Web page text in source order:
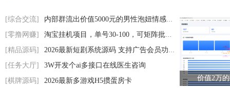
白
源
码
网
[综合交流]
内部群流出价值5000元的男性泡妞情感电子书
[零撸网赚]
淘宝挂机项目，单号30-100，可矩阵批量操作
[精品源码]
2026最新短剧系统源码 支持广告会员功能齐
[任务大厅]
3W开发个ai多接口在线医生咨询
[棋牌源码]
2026最新多游戏H5掼蛋房卡 价值2万